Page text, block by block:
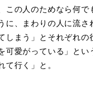
この人のためなら何
に、まわりの人に流
しまう」とそれぞれ
可愛がっている」と
て行く」と。